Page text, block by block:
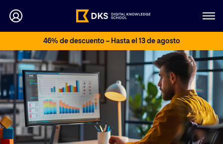
46% de descuento – Hasta el 13 de agosto